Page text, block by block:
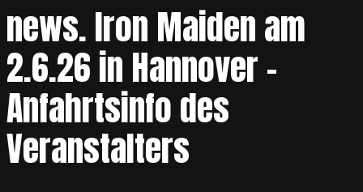
news. Iron Maiden am
2.6.26 in Hannover –
Anfahrtsinfo des
Veranstalters